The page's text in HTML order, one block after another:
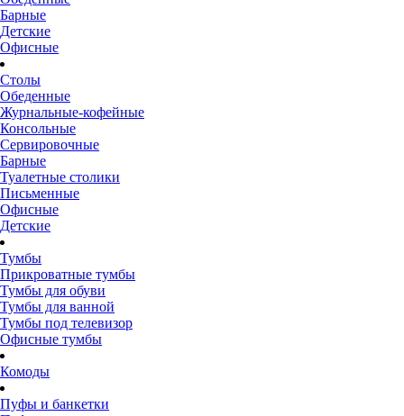
Барные
Детские
Офисные
Столы
Обеденные
Журнальные-кофейные
Консольные
Сервировочные
Барные
Туалетные столики
Письменные
Офисные
Детские
Тумбы
Прикроватные тумбы
Тумбы для обуви
Тумбы для ванной
Тумбы под телевизор
Офисные тумбы
Комоды
Пуфы и банкетки